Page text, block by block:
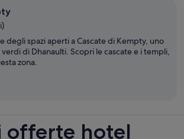
degli spazi aperti a Cascate di Kempty, uno
di Dhanaulti. Scopri le cascate e i templi,
zona.
offerte hotel